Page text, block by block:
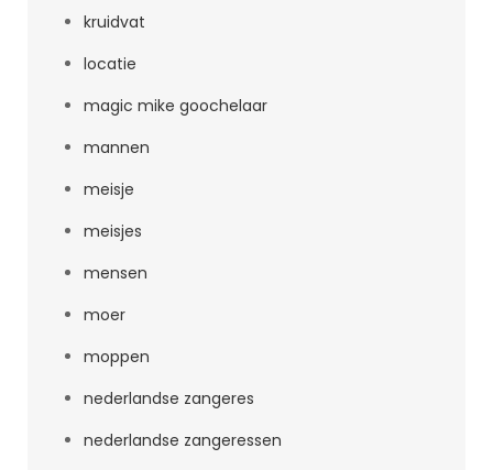
kruidvat
locatie
magic mike goochelaar
mannen
meisje
meisjes
mensen
moer
moppen
nederlandse zangeres
nederlandse zangeressen